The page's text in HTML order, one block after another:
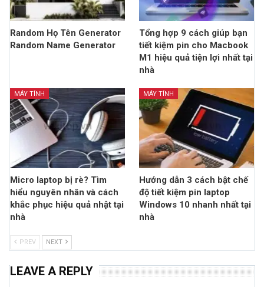
Random Họ Tên Generator
Random Name Generator
Tổng hợp 9 cách giúp bạn
tiết kiệm pin cho Macbook
M1 hiệu quả tiện lợi nhất tại
nhà
MÁY TÍNH
Micro laptop bị rè? Tìm
hiểu nguyên nhân và cách
khắc phục hiệu quả nhật tại
nhà
MÁY TÍNH
Hướng dẫn 3 cách bật chế
độ tiết kiệm pin laptop
Windows 10 nhanh nhất tại
nhà
PREV NEXT
LEAVE A REPLY